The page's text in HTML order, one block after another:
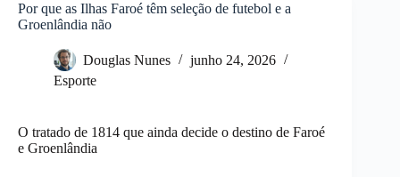
Por que as Ilhas Faroé têm seleção de futebol e a
Groenlândia não
Douglas Nunes
junho 24, 2026
Esporte
O tratado de 1814 que ainda decide o destino de Faroé
e Groenlândia